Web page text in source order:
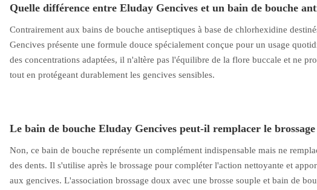
Quelle différence entre Eluday Gencives et un bain de bouche
Contrairement aux bains de bouche antiseptiques à base de chlorhexidine
Gencives présente une formule douce spécialement conçue pour un usage
des concentrations adaptées, il n'altère pas l'équilibre de la flore buccale et ne
tout en protégeant durablement les gencives sensibles.
Le bain de bouche Eluday Gencives peut-il remplacer le brossage
Non, ce bain de bouche représente un complément indispensable mais ne
des dents. Il s'utilise après le brossage pour compléter l'action nettoyante et
aux gencives. L'association brossage doux avec une brosse souple et bain de